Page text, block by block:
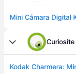
Curiosite